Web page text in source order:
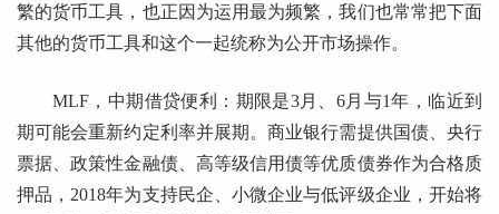
繁的货币工具，也正因为运用最为频繁，我们也常常把下面
其他的货币工具和这个一起统称为公开市场操作。
MLF，中期借贷便利：期限是3月、6月与1年，临近到
期可能会重新约定利率并展期。商业银行需提供国债、央行
票据、政策性金融债、高等级信用债等优质债券作为合格质
押品，2018年为支持民企、小微企业与低评级企业，开始将